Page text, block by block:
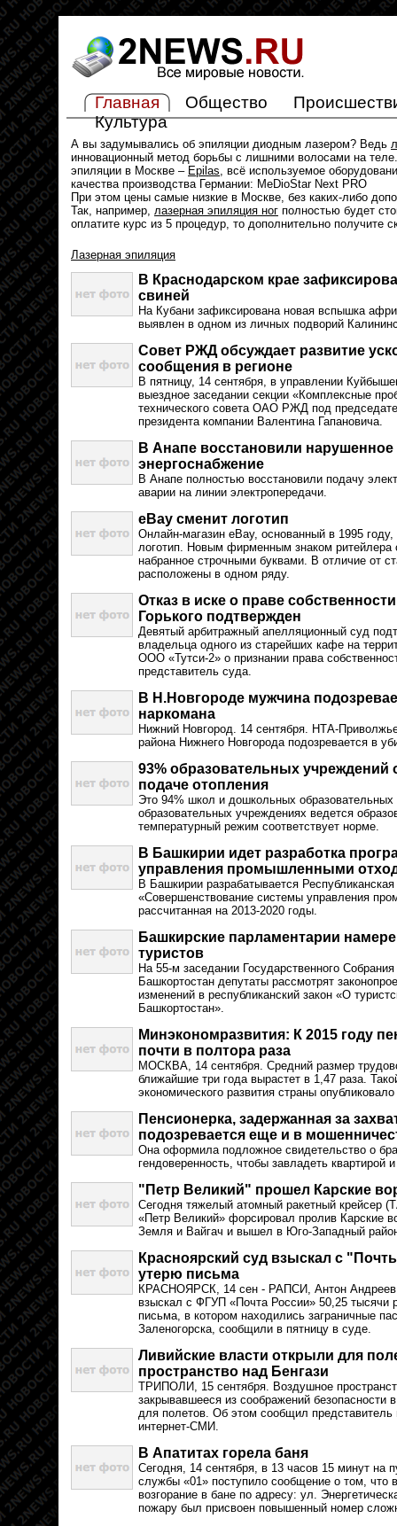
Главная Общество
Культура
А вы задумывались об эпиляции диодным лазером? Ведь
инновационный метод борьбы с лишними волосами на
эпиляции в Москве – Epilas, всё используемое
качества производства Германии: MeDioStar Next PRO
При этом цены самые низкие в Москве, без каких-либо
Так, например, лазерная эпиляция ног полностью будет
оплатите курс из 5 процедур, то дополнительно получите
Лазерная эпиляция
В Краснодарском крае
свиней
На Кубани зафиксирована новая вспышка
выявлен в одном из личных подворий
Совет РЖД обсуждает развитие
сообщения в регионе
В пятницу, 14 сентября, в управлении
выездное заседании секции «Комплексные
технического совета ОАО РЖД под
президента компании Валентина Гапановича.
В Анапе восстановили нарушенное
энергоснабжение
В Анапе полностью восстановили подачу
аварии на линии электропередачи.
eBay сменит логотип
Онлайн-магазин eBay, основанный в 1995
логотип. Новым фирменным знаком ритейлера
набранное строчными буквами. В отличие от
расположены в одном ряду.
Отказ в иске о праве
Горького подтвержден
Девятый арбитражный апелляционный суд
владельца одного из старейших кафе на
ООО «Тутси-2» о признании права
представитель суда.
В Н.Новгороде мужчина
наркомана
Нижний Новгород. 14 сентября. НТА-
района Нижнего Новгорода подозревается в
93% образовательных учреждений
подаче отопления
Это 94% школ и дошкольных
образовательных учреждениях ведется
температурный режим соответствует норме.
В Башкирии идет разработка
управления промышленными
В Башкирии разрабатывается
«Совершенствование системы управления
рассчитанная на 2013-2020 годы.
Башкирские парламентарии
туристов
На 55-м заседании Государственного
Башкортостан депутаты рассмотрят
изменений в республиканский закон «О
Башкортостан».
Минэкономразвития: К 2015 году
почти в полтора раза
МОСКВА, 14 сентября. Средний размер
ближайшие три года вырастет в 1,47 раза.
экономического развития страны
Пенсионерка, задержанная за
подозревается еще и в
Она оформила подложное свидетельство о
гендоверенность, чтобы завладеть
"Петр Великий" прошел Карские
Сегодня тяжелый атомный ракетный крейсер
«Петр Великий» форсировал пролив Карские
Земля и Вайгач и вышел в Юго-Западный
Красноярский суд взыскал с
утерю письма
КРАСНОЯРСК, 14 сен - РАПСИ, Антон Андреев.
взыскал с ФГУП «Почта России» 50,25 тысячи
письма, в котором находились заграничные
Заленогорска, сообщили в пятницу в суде.
Ливийские власти открыли для
пространство над Бенгази
ТРИПОЛИ, 15 сентября. Воздушное
закрывавшееся из соображений безопасности
для полетов. Об этом сообщил представитель
интернет-СМИ.
В Апатитах горела баня
Сегодня, 14 сентября, в 13 часов 15 минут на
службы «01» поступило сообщение о том, что
возгорание в бане по адресу: ул.
пожару был присвоен повышенный номер